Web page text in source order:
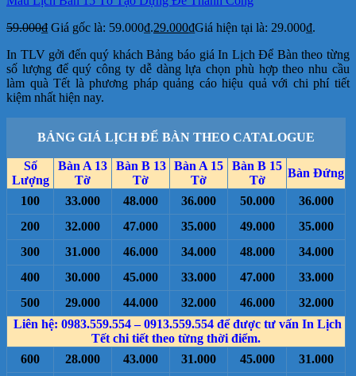
59.000₫ Giá gốc là: 59.000₫.29.000₫Giá hiện tại là: 29.000₫.
In TLV gởi đến quý khách Bảng báo giá In Lịch Để Bàn theo từng
số lượng để quý công ty dễ dàng lựa chọn phù hợp theo nhu cầu
làm quà Tết là phương pháp quảng cáo hiệu quả với chi phí tiết
kiệm nhất hiện nay.
BẢNG GIÁ LỊCH ĐỂ BÀN THEO CATALOGUE
Số
Lượng
Bàn A 13
Tờ
Bàn B 13
Tờ
Bàn A 15
Tờ
Bàn B 15
Tờ
Bàn Đứng
100 33.000 48.000 36.000 50.000
36.000
200
32.000 47.000 35.000 49.000
35.000
300
31.000 46.000 34.000 48.000
34.000
400
30.000 45.000 33.000 47.000
33.000
500
29.000 44.000 32.000 46.000
32.000
Liên hệ: 0983.559.554 – 0913.559.554 để được tư vấn In Lịch
Tết chi tiết theo từng thời điểm.
600
28.000 43.000 31.000 45.000
31.000